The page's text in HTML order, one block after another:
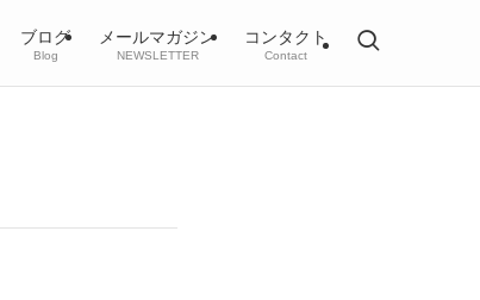
ブログ
Blog
メールマガジン
NEWSLETTER
コンタクト
Contact